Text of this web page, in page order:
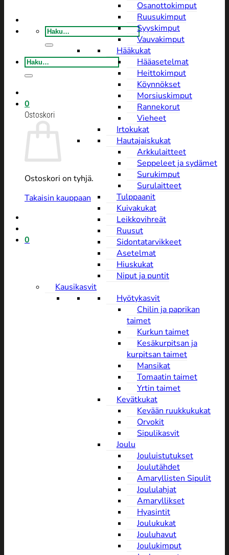
Etsi:
Etsi:
0
Ostoskori
Ostoskori on tyhjä.
Takaisin kauppaan
0
Osanottokimput
Ruusukimput
Syyskimput
Vauvakimput
Hääkukat
Hääasetelmat
Heittokimput
Köynnökset
Morsiuskimput
Rannekorut
Vieheet
Irtokukat
Hautajaiskukat
Arkkulaitteet
Seppeleet ja sydämet
Surukimput
Surulaitteet
Tulppaanit
Kuivakukat
Leikkovihreät
Ruusut
Sidontatarvikkeet
Asetelmat
Hiuskukat
Niput ja puntit
Kausikasvit
Hyötykasvit
Chilin ja paprikan
taimet
Kurkun taimet
Kesäkurpitsan ja
kurpitsan taimet
Mansikat
Tomaatin taimet
Yrtin taimet
Kevätkukat
Kevään ruukkukukat
Orvokit
Sipulikasvit
Joulu
Jouluistutukset
Joulutähdet
Amaryllisten Sipulit
Joululahjat
Amaryllikset
Hyasintit
Joulukukat
Jouluhavut
Joulukimput